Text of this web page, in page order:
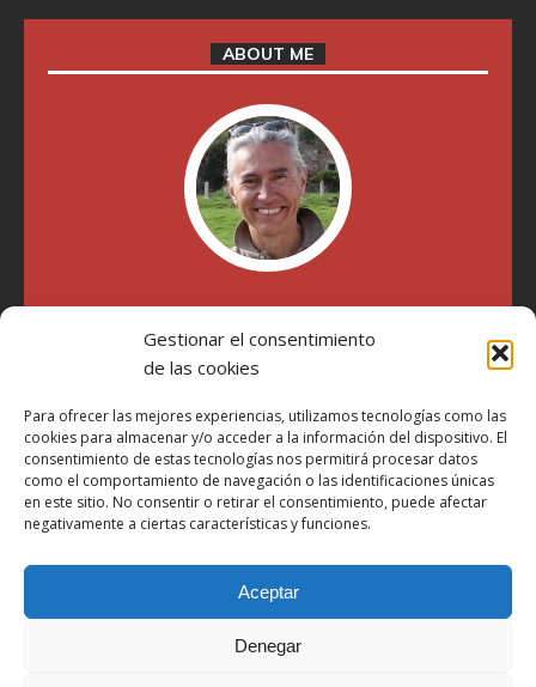
Gestionar el consentimiento
de las cookies
Para ofrecer las mejores experiencias, utilizamos tecnologías como las
cookies para almacenar y/o acceder a la información del dispositivo. El
consentimiento de estas tecnologías nos permitirá procesar datos
como el comportamiento de navegación o las identificaciones únicas
en este sitio. No consentir o retirar el consentimiento, puede afectar
negativamente a ciertas características y funciones.
Aceptar
Denegar
ABOUT ME
"Soy Manel Hospido, nací en Valencia en 1969 y desde el
año 2007 he escrito sobre motos en distintos medios.
Millatrece.com es una apuesta por escribir sobre lo que me
participa"
Aviso Legal
Política de Privacidad
Más Información sobre Cookies